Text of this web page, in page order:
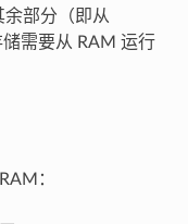
部分（即从
储需要从 RAM 运行
：